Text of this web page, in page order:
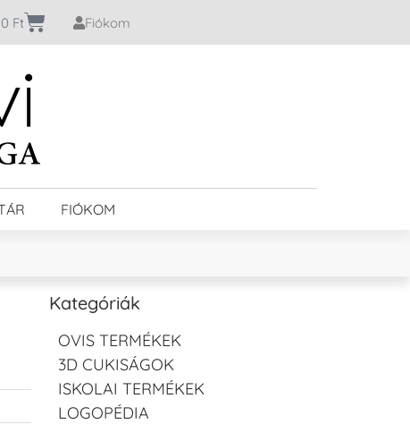
0 Ft Fiókom
FIÓKOM
Kategóriák
OVIS TERMÉKEK
3D CUKISÁGOK
ISKOLAI TERMÉKEK
LOGOPÉDIA